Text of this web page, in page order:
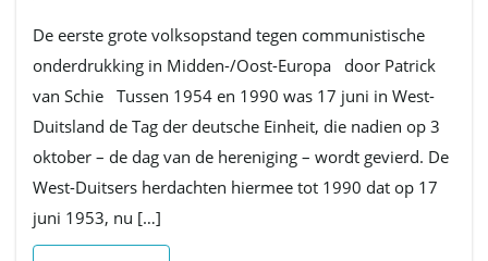
De eerste grote volksopstand tegen communistische
onderdrukking in Midden-/Oost-Europa door Patrick
van Schie Tussen 1954 en 1990 was 17 juni in West-
Duitsland de Tag der deutsche Einheit, die nadien op 3
oktober – de dag van de hereniging – wordt gevierd. De
West-Duitsers herdachten hiermee tot 1990 dat op 17
juni 1953, nu […]